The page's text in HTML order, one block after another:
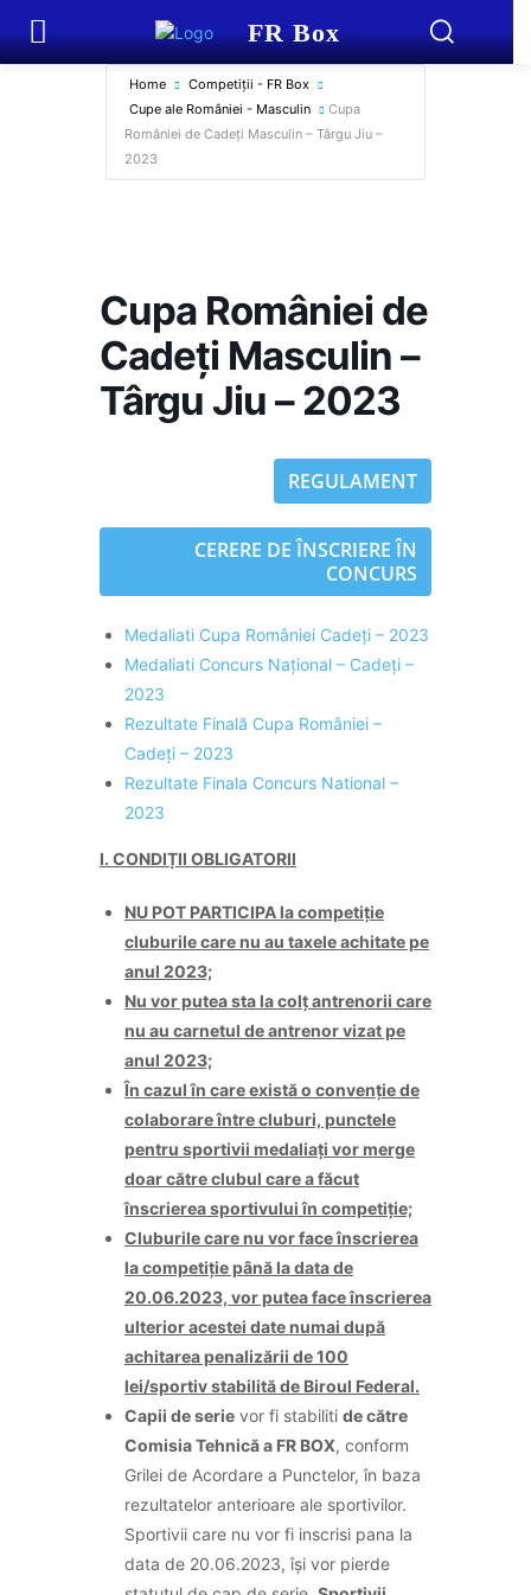
FR Box
Home
Competiții - FR Box
Cupe ale României - Masculin
Cupa
României de Cadeți Masculin – Târgu Jiu –
2023
Cupa României de
Cadeți Masculin –
Târgu Jiu – 2023
REGULAMENT
CERERE DE ÎNSCRIERE ÎN
CONCURS
Medaliati Cupa României Cadeți – 2023
Medaliati Concurs Național – Cadeți –
2023
Rezultate Finală Cupa României –
Cadeți – 2023
Rezultate Finala Concurs National –
2023
I. CONDIȚII OBLIGATORII
NU POT PARTICIPA la competiție
cluburile care nu au taxele achitate pe
anul 2023;
Nu vor putea sta la colț antrenorii care
nu au carnetul de antrenor vizat pe
anul 2023;
În cazul în care există o convenție de
colaborare între cluburi, punctele
pentru sportivii medaliați vor merge
doar către clubul care a făcut
înscrierea sportivului în competiție;
Cluburile care nu vor face înscrierea
la competiție până la data de
20.06.2023, vor putea face înscrierea
ulterior acestei date numai după
achitarea penalizării de 100
lei/sportiv stabilită de Biroul Federal.
Capii de serie vor fi stabiliti de către
Comisia Tehnică a FR BOX, conform
Grilei de Acordare a Punctelor, în baza
rezultatelor anterioare ale sportivilor.
Sportivii care nu vor fi inscrisi pana la
data de 20.06.2023, își vor pierde